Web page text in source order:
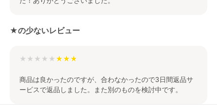
★の少ないレビュー
★★★★★
商品は良かったのですが、合わなかったので3日間返品サ
ービスで返品しました。また別のものを検討中です。